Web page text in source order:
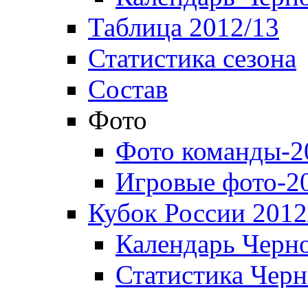
Таблица 2012/13
Статистика сезона
Состав
Фото
Фото команды-
Игровые фото-
Кубок России
Календарь
Статистика